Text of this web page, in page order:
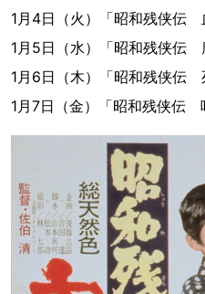
1月4日（火）「昭和残侠伝
1月5日（水）「昭和残侠伝
1月6日（木）「昭和残侠伝
1月7日（金）「昭和残侠伝